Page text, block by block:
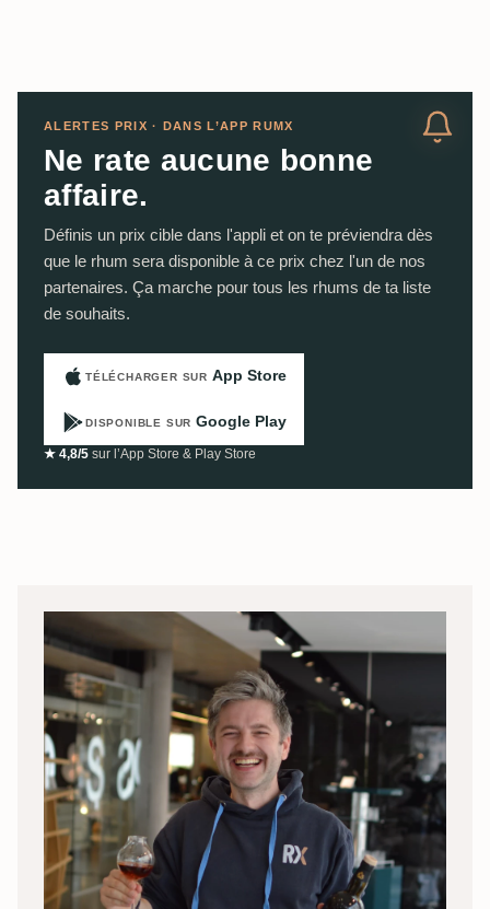
ALERTES PRIX · DANS L’APP RUMX
Ne rate aucune bonne
affaire.
Définis un prix cible dans l'appli et on te préviendra dès
que le rhum sera disponible à ce prix chez l'un de nos
partenaires. Ça marche pour tous les rhums de ta liste
de souhaits.
TÉLÉCHARGER SUR App Store
DISPONIBLE SUR Google Play
★ 4,8/5 sur l’App Store & Play Store